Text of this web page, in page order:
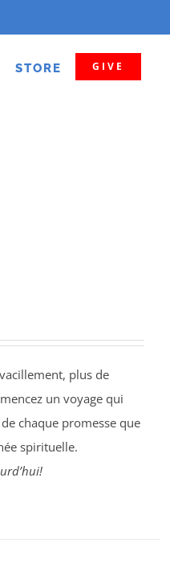
STORE GIVE
plus de
un voyage qui
chaque promesse que
spirituelle.